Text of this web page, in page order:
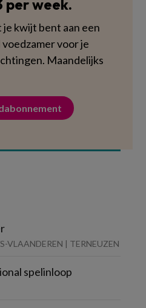
per week.
je kwijt bent aan een
voor je
Maandelijks
VLAANDEREN | TERNEUZEN
spelinloop